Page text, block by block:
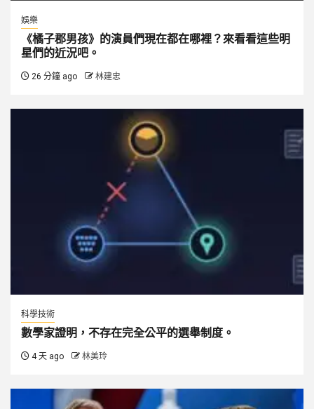
娛樂
《橘子郡男孩》的演員們現在都在哪裡？來看看這些明
星們的近況吧。
26 分鐘 ago 林建忠
科學技術
數學家證明，不存在完全公平的選舉制度。
4 天 ago 林美玲